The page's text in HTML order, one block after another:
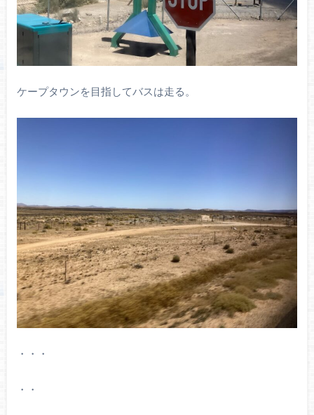
ケープタウンを目指してバスは走る。
・・・
・・